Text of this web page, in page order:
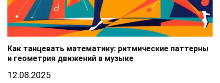
Как танцевать математику: ритмические паттерны
и геометрия движений в музыке
12.08.2025